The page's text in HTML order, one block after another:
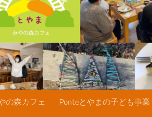
の森カフェ Ponteとやまの子ども事業